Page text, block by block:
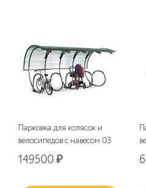
Парковка для колясок и
велосипедов с навесом 03
149500₽